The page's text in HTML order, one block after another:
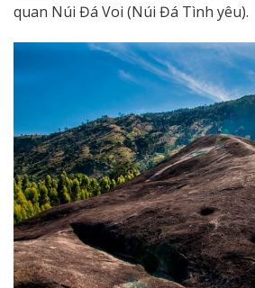
quan Núi Đá Voi (Núi Đá Tình yêu).